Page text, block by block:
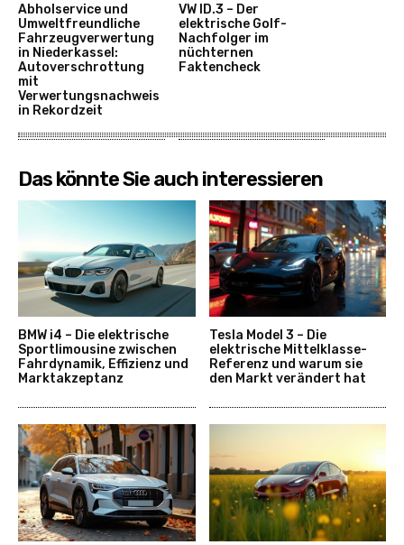
Abholservice und
Umweltfreundliche
Fahrzeugverwertung
in Niederkassel:
Autoverschrottung
mit
Verwertungsnachweis
in Rekordzeit
VW ID.3 – Der
elektrische Golf-
Nachfolger im
nüchternen
Faktencheck
Das könnte Sie auch interessieren
BMW i4 – Die elektrische
Sportlimousine zwischen
Fahrdynamik, Effizienz und
Marktakzeptanz
Tesla Model 3 – Die
elektrische Mittelklasse-
Referenz und warum sie
den Markt verändert hat